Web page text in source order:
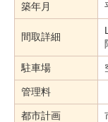
築年月
間取詳細
駐車場
管理料
都市計画